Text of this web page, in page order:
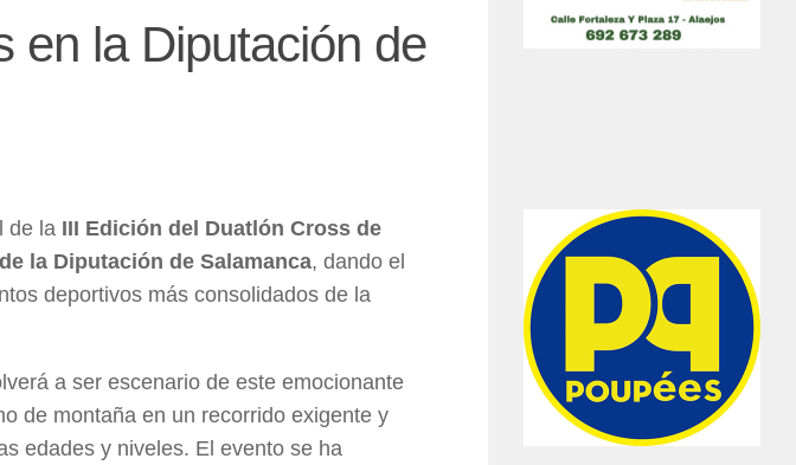
en la Diputación de
de la III Edición del Duatlón Cross de
la Diputación de Salamanca, dando el
deportivos más consolidados de la
a ser escenario de este emocionante
de montaña en un recorrido exigente y
edades y niveles. El evento se ha